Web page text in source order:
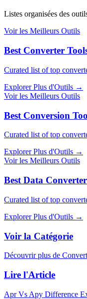
Listes organisées des
Voir les Meilleurs Outils
Best Converter
Curated list of top
Explorer Plus d'Outils →
Voir les Meilleurs Outils
Best Conversion
Curated list of top
Explorer Plus d'Outils →
Voir les Meilleurs Outils
Best Data
Curated list of top
Explorer Plus d'Outils →
Voir la Catégorie
Découvrir plus de
Lire l'Article
Apr Vs Apy Difference